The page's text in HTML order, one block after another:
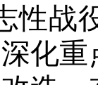
性战
化